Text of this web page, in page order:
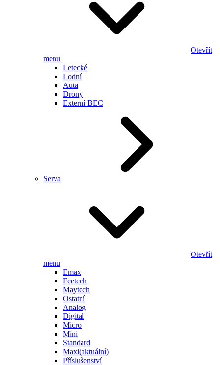
Otevřít
menu
Letecké
Lodní
Auta
Drony
Externí BEC
Serva
Otevřít
menu
Emax
Feetech
Maytech
Ostatní
Analog
Digital
Micro
Mini
Standard
Maxi(aktuální)
Příslušenství